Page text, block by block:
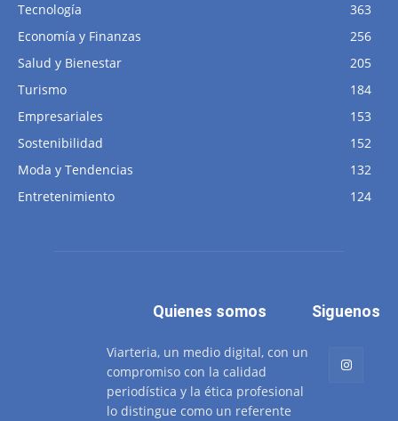
Tecnología
363
Economía y Finanzas
256
Salud y Bienestar
205
Turismo
184
Empresariales
153
Sostenibilidad
152
Moda y Tendencias
132
Entretenimiento
124
Quienes somos
Viarteria, un medio digital, con un
compromiso con la calidad
periodística y la ética profesional
lo distingue como un referente
Siguenos